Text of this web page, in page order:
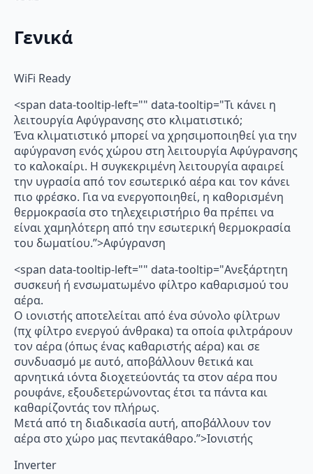
Γενικά
WiFi Ready
<span data-tooltip-left="" data-tooltip="Τι κάνει η
λειτουργία Αφύγρανσης στο κλιματιστικό;
Ένα κλιματιστικό μπορεί να χρησιμοποιηθεί για την
αφύγρανση ενός χώρου στη λειτουργία Αφύγρανσης
το καλοκαίρι. Η συγκεκριμένη λειτουργία αφαιρεί
την υγρασία από τον εσωτερικό αέρα και τον κάνει
πιο φρέσκο. Για να ενεργοποιηθεί, η καθορισμένη
θερμοκρασία στο τηλεχειριστήριο θα πρέπει να
είναι χαμηλότερη από την εσωτερική θερμοκρασία
του δωματίου.”>Αφύγρανση
<span data-tooltip-left="" data-tooltip="Ανεξάρτητη
συσκευή ή ενσωματωμένο φίλτρο καθαρισμού του
αέρα.
Ο ιονιστής αποτελείται από ένα σύνολο φίλτρων
(πχ φίλτρο ενεργού άνθρακα) τα οποία φιλτράρουν
τον αέρα (όπως ένας καθαριστής αέρα) και σε
συνδυασμό με αυτό, αποβάλλουν θετικά και
αρνητικά ιόντα διοχετεύοντάς τα στον αέρα που
ρουφάνε, εξουδετερώνοντας έτσι τα πάντα και
καθαρίζοντάς τον πλήρως.
Μετά από τη διαδικασία αυτή, αποβάλλουν τον
αέρα στο χώρο μας πεντακάθαρο.”>Ιονιστής
Inverter